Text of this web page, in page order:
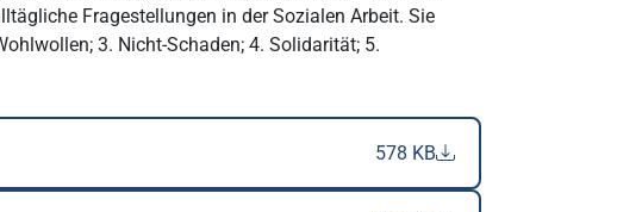
Fragestellungen in der Sozialen Arbeit. Sie
3. Nicht-Schaden; 4. Solidarität; 5.
578 KB